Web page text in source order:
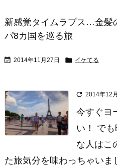
新感覚タイムラプス…金髪
パ8カ国を巡る旅
 2014年11月27日  イケてる
 2014年12
今すぐヨ
い！ で
な人はこ
た旅気分を味わっちゃい